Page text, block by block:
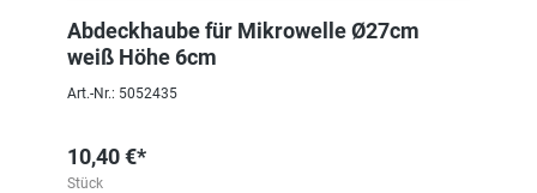
Abdeckhaube für Mikrowelle Ø27cm
weiß Höhe 6cm
Art.-Nr.: 5052435
10,40 €*
Stück